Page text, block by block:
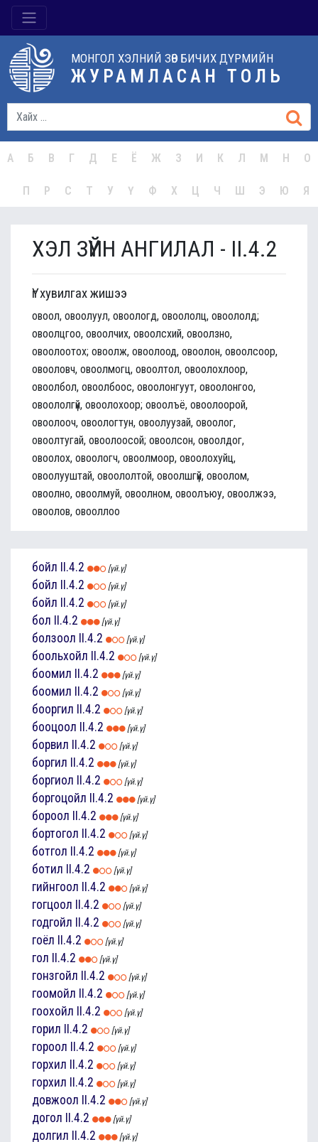
МОНГОЛ ХЭЛНИЙ ЗӨВ БИЧИХ ДҮРМИЙН
ЖУРАМЛАСАН ТОЛЬ
А Б В Г Д Е Ё Ж З И К Л М Н О
П Р С Т У Ү Ф Х Ц Ч Ш Э Ю Я
ХЭЛ ЗҮЙН АНГИЛАЛ - II.4.2
Үг хувилгах жишээ
овоол, овоолуул, овоологд, овоололц, овоололд;
овоолцгоо, овоолчих, овоолсхий, овоолзно,
овоолоотох; овоолж, овоолоод, овоолон, овоолсоор,
овооловч, овоолмогц, овоолтол, овоолохлоор,
овоолбол, овоолбоос, овоолонгуут, овоолонгоо,
овоололгүй, овоолохоор; овоолъё, овоолоорой,
овоолооч, овоологтун, овоолуузай, овоолог,
овоолтугай, овоолоосой; овоолсон, овоолдог,
овоолох, овоологч, овоолмоор, овоолохуйц,
овоолууштай, овоололтой, овоолшгүй, овоолом,
овоолно, овоолмуй, овоолном, овоолъюу, овоолжээ,
овоолов, овооллоо
бойл II.4.2 [үй.ү]
бойл II.4.2 [үй.ү]
бойл II.4.2 [үй.ү]
бол II.4.2 [үй.ү]
болзоол II.4.2 [үй.ү]
боольхойл II.4.2 [үй.ү]
боомил II.4.2 [үй.ү]
боомил II.4.2 [үй.ү]
бооргил II.4.2 [үй.ү]
бооцоол II.4.2 [үй.ү]
борвил II.4.2 [үй.ү]
боргил II.4.2 [үй.ү]
боргиол II.4.2 [үй.ү]
боргоцойл II.4.2 [үй.ү]
бороол II.4.2 [үй.ү]
бортогол II.4.2 [үй.ү]
ботгол II.4.2 [үй.ү]
ботил II.4.2 [үй.ү]
гийнгоол II.4.2 [үй.ү]
гогцоол II.4.2 [үй.ү]
годгойл II.4.2 [үй.ү]
гоёл II.4.2 [үй.ү]
гол II.4.2 [үй.ү]
гонзгойл II.4.2 [үй.ү]
гоомойл II.4.2 [үй.ү]
гоохойл II.4.2 [үй.ү]
горил II.4.2 [үй.ү]
гороол II.4.2 [үй.ү]
горхил II.4.2 [үй.ү]
горхил II.4.2 [үй.ү]
довжоол II.4.2 [үй.ү]
догол II.4.2 [үй.ү]
долгил II.4.2 [үй.ү]